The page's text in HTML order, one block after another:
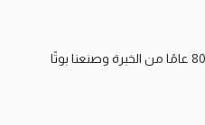
لم نحصل على قطعنا لبناء أحذية رياضية. نصنع أحذية. لذلك عندما قررنا إنشاء مدرب خفيف الوزن، أخذنا أكثر من 80 عامًا من الخبرة وصنعنا بوتًا